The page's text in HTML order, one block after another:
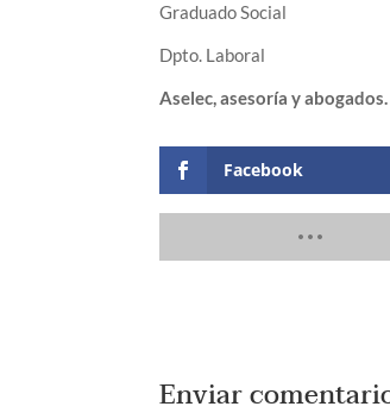
Graduado Social
Dpto. Laboral
Aselec, asesoría y abogados.
Facebook
Enviar